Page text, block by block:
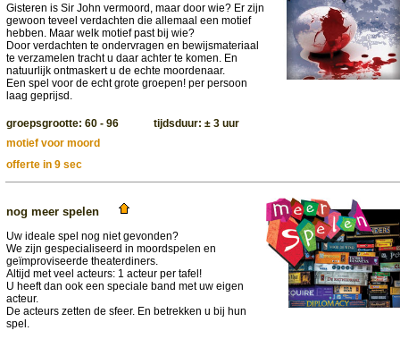
Gisteren is Sir John vermoord, maar door wie? Er zijn
gewoon teveel verdachten die allemaal een motief
hebben. Maar welk motief past bij wie?
Door verdachten te ondervragen en bewijsmateriaal
te verzamelen tracht u daar achter te komen. En
natuurlijk ontmaskert u de echte moordenaar.
Een spel voor de echt grote groepen! per persoon
laag geprijsd.
groepsgrootte: 60 - 96 tijdsduur: ± 3 uur
motief voor moord
offerte in 9 sec
nog meer spelen
Uw ideale spel nog niet gevonden?
We zijn gespecialiseerd in moordspelen en
geïmproviseerde theaterdiners.
Altijd met veel acteurs: 1 acteur per tafel!
U heeft dan ook een speciale band met uw eigen
acteur.
De acteurs zetten de sfeer. En betrekken u bij hun
spel.